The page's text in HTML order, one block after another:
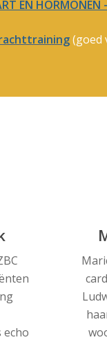
EN HORMONEN
(goed
echo